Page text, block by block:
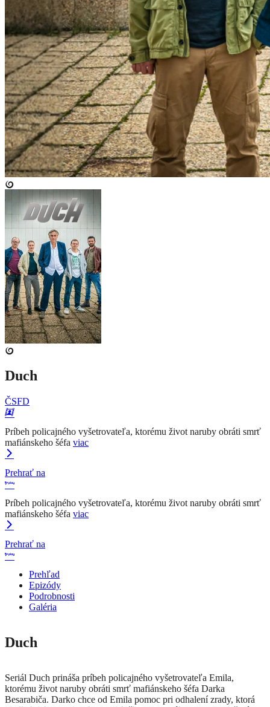
Duch
ČSFD
Príbeh policajného vyšetrovateľa, ktorému život naruby obráti smrť
mafiánskeho šéfa viac
Prehrať na
Príbeh policajného vyšetrovateľa, ktorému život naruby obráti smrť
mafiánskeho šéfa viac
Prehrať na
Prehľad
Epizódy
Podrobnosti
Galéria
Duch
Seriál Duch prináša príbeh policajného vyšetrovateľa Emila,
ktorému život naruby obráti smrť mafiánskeho šéfa Darka
Besarabiča. Darko chce od Emila pomoc pri odhalení zrady, ktorá